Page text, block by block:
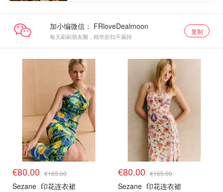
加小编微信：
每天刷刷朋友圈，精华折扣不漏掉
复制
€80.00 €165.00
Sezane 印花连衣裙
€80.00 €165.00
Sezane 印花连衣裙